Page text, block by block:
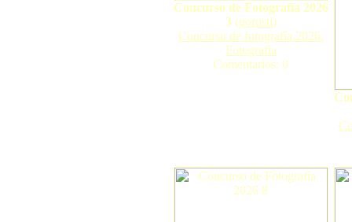
Concurso de Fotografía 2026
3 (gorosti)
Concurso de fotografía 2026.
Fotografía
Comentarios: 0